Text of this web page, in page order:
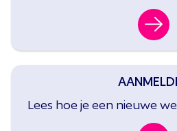
Lees hoe je een nieuwe